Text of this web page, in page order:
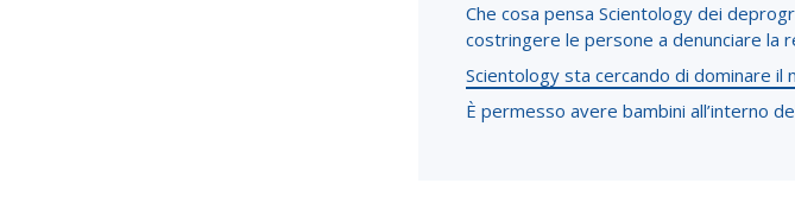
Che cosa pensa Scientology dei
costringere le persone a denunciare la
Scientology sta cercando di dominare il
È permesso avere bambini all’interno